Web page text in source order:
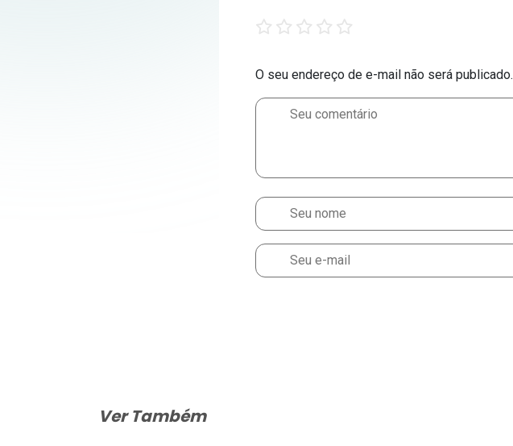
O seu endereço de e-mail não será publicado.
star stars stars stars stars
Ver Também